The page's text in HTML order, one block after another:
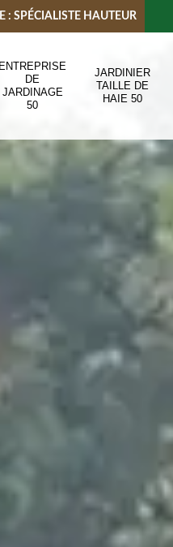
: SPÉCIALISTE HAUTEUR
ENTREPRISE
DE
JARDINAGE
50
JARDINIER
TAILLE DE
HAIE 50